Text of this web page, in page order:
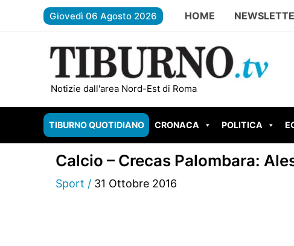
Giovedì 06 Agosto 2026 HOME
Notizie dall'area Nord-Est di Roma
ROMA – Aggredisce l’ex compagna sotto casa
TIBURNO QUOTIDIANO CRONACA POLITICA
Calcio – Crecas Palombara:
Sport / 31 Ottobre 2016